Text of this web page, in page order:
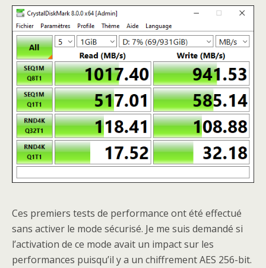
Ces premiers tests de performance ont été effectué
sans activer le mode sécurisé. Je me suis demandé si
l’activation de ce mode avait un impact sur les
performances puisqu’il y a un chiffrement AES 256-bit.